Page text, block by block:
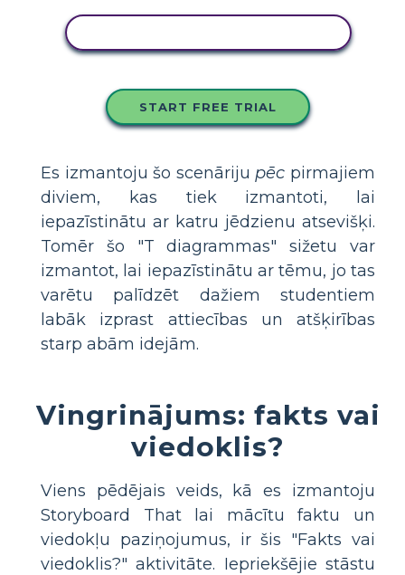
START FREE TRIAL
Es izmantoju šo scenāriju pēc pirmajiem
diviem, kas tiek izmantoti, lai
iepazīstinātu ar katru jēdzienu atsevišķi.
Tomēr šo "T diagrammas" sižetu var
izmantot, lai iepazīstinātu ar tēmu, jo tas
varētu palīdzēt dažiem studentiem
labāk izprast attiecības un atšķirības
starp abām idejām.
Vingrinājums: fakts vai
viedoklis?
Viens pēdējais veids, kā es izmantoju
Storyboard That lai mācītu faktu un
viedokļu paziņojumus, ir šis "Fakts vai
viedoklis?" aktivitāte. Iepriekšējie stāstu